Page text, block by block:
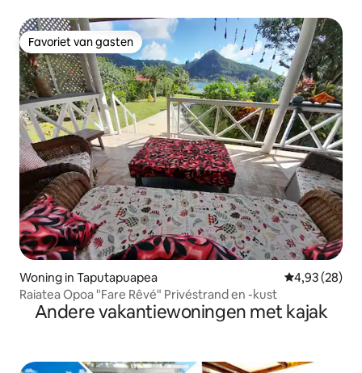
Favoriet van gasten
Favoriet van gasten
Woning in Taputapuapea Gemiddelde
4,93 (28)
Raiatea Opoa "Fare Rêvé" Privéstrand en -kust
Andere vakantiewoningen met kajak